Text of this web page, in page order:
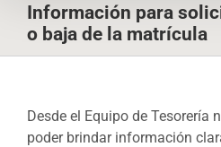
Información para
o baja de la matrícula
Desde el Equipo de Tesorería
poder brindar información